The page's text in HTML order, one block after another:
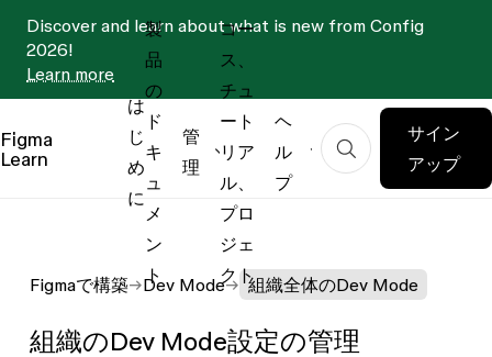
Discover and learn about what is new from Config
2026!
Learn more
Figma
Learn
は
じ
め
に
製
品
の
ド
キ
ュ
メ
ン
ト
管
理
コー
ス、
チュ
ート
リア
ル、
プロ
ジェ
クト
ヘ
ル
プ
サイン
アップ
Figmaで構築 Dev Mode 組織全体のDev Mode
組織のDev Mode設定の管理